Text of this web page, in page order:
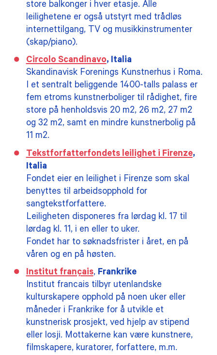
store balkonger i hver etasje. Alle
leilighetene er også utstyrt med trådløs
internettilgang, TV og musikkinstrumenter
(skap/piano).
Circolo Scandinavo, Italia
Skandinavisk Forenings Kunstnerhus i Roma.
I et sentralt beliggende 1400-talls palass er
fem etroms kunstnerboliger til rådighet, fire
store på henholdsvis 20 m2, 26 m2, 27 m2
og 32 m2, samt en mindre kunstnerbolig på
11 m2.
Tekstforfatterfondets leilighet i Firenze,
Italia
Fondet eier en leilighet i Firenze som skal
benyttes til arbeidsopphold for
sangtekstforfattere.
Leiligheten disponeres fra lørdag kl. 17 til
lørdag kl. 11, i en eller to uker.
Fondet har to søknadsfrister i året, en på
våren og en på høsten.
Institut français, Frankrike
Institut francais tilbyr utenlandske
kulturskapere opphold på noen uker eller
måneder i Frankrike for å utvikle et
kunstnerisk prosjekt, ved hjelp av stipend
eller losji. Mottakerne kan være kunstnere,
filmskapere, kuratorer, forfattere, m.m.